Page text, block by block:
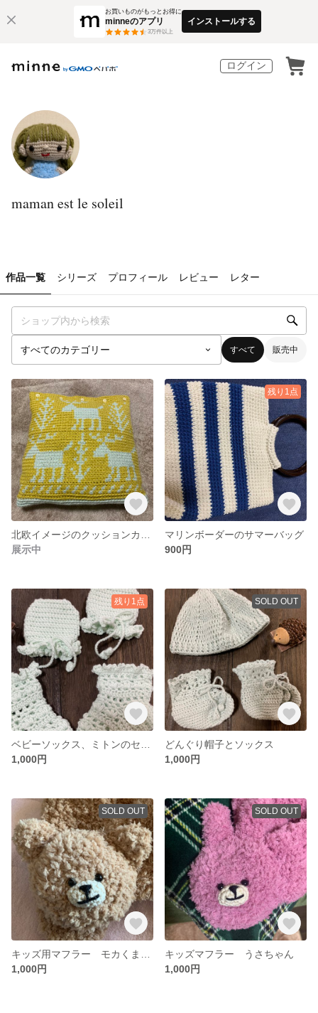
お買いものがもっとお得に
minneのアプリ
3万件以上
インストールする
ログイン
maman est le soleil
作品一覧 シリーズ プロフィール レビュー レター
すべて 販売中
展示中
残り1点
マリンボーダーのサマーバッグ
900円
残り1点
1,000円
SOLD OUT
どんぐり帽子とソックス
1,000円
SOLD OUT
1,000円
SOLD OUT
キッズマフラー うさちゃん
1,000円